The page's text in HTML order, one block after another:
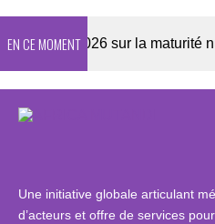
EN CE MOMENT
2026 sur la maturité
Une initiative globale articulant
d’acteurs et offre de services